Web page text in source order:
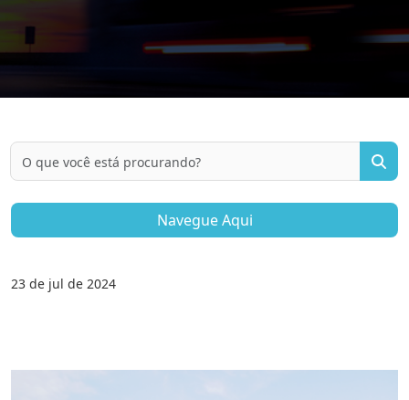
23 de jul de 2024
Pesquisar por:
Navegue Aqui